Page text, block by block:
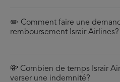
✏️ Comment faire une
remboursement Israir Airlines?
💸 Combien de temps Israir
verser une indemnité?